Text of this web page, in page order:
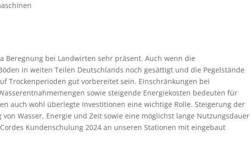
Beregnung bei Landwirten sehr präsent. Auch wenn die
in weiten Teilen Deutschlands noch gesättigt und die Pegelstände
Trockenperioden gut vorbereitet sein. Einschränkungen bei
sowie steigende Energiekosten bedeuten für
auch wohl überlegte Investitionen eine wichtige Rolle. Steigerung der
Wasser, Energie und Zeit sowie eine möglichst lange Nutzungsdauer
Kundenschulung 2024 an unseren Stationen mit eingebaut